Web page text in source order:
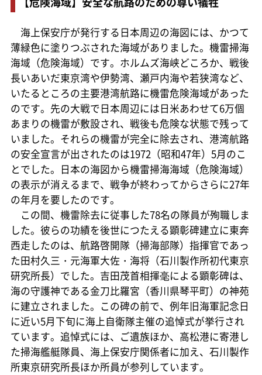
海上保安庁が発行する日本周辺の海図には、かつて
薄緑色に塗りつぶされた海域がありました。機雷掃海
海域（危険海域）です。ホルムズ海峡どころか、戦後
長いあいだ東京湾や伊勢湾、瀬戸内海や若狭湾など、
いたるところの主要港湾航路に機雷危険海域があった
のです。先の大戦で日本周辺には日米あわせて6万個
あまりの機雷が敷設され、戦後も危険な状態で残って
いました。それらの機雷が完全に除去され、港湾航路
の安全宣言が出されたのは1972（昭和47年）5月のこ
とでした。日本の海図から機雷掃海海域（危険海域）
の表示が消えるまで、戦争が終わってからさらに27年
の年月を要したのです。
この間、機雷除去に従事した78名の隊員が殉職しま
した。彼らの功績を後世につたえる顕彰碑建立に東奔
西走したのは、航路啓開隊（掃海部隊）指揮官であっ
た田村久三・元海軍大佐・海将（石川製作所初代東京
研究所長）でした。吉田茂首相揮毫による顕彰碑は、
海の守護神である金刀比羅宮（香川県琴平町）の神苑
に建立されました。この碑の前で、例年旧海軍記念日
に近い5月下旬に海上自衛隊主催の追悼式が挙行され
ています。追悼式には、ご遺族ほか、高松港に寄港し
た掃海艦艇隊員、海上保安庁関係者に加え、石川製作
所東京研究所長ほか所員が参列しています。